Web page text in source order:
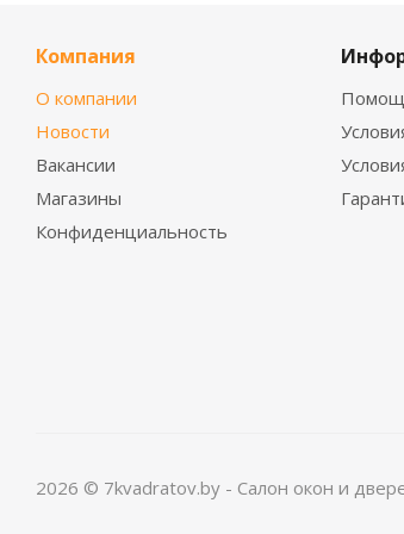
Компания
О компании
Новости
Вакансии
Магазины
Конфиденциальность
2026 © 7kvadratov.by - Салон окон и